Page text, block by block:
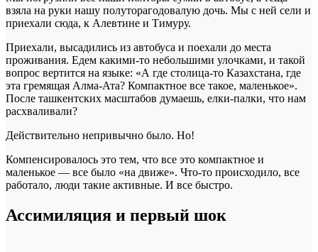
взяла на руки нашу полуторагодовалую дочь. Мы с ней сели и
приехали сюда, к Алевтине и Тимуру.
Приехали, высадились из автобуса и поехали до места
проживания. Едем какими-то небольшими улочками, и такой
вопрос вертится на языке: «А где столица-то Казахстана, где
эта гремящая Алма-Ата? Компактное все такое, маленькое».
После ташкентских масштабов думаешь, елки-палки, что нам
расхваливали?
Действительно непривычно было. Но!
Компенсировалось это тем, что все это компактное и
маленькое — все было «на движе». Что-то происходило, все
работало, люди такие активные. И все быстро.
Ассимиляция и первый шок